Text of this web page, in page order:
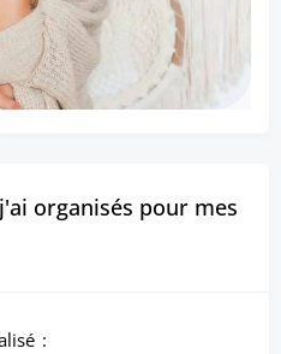
organisés pour mes